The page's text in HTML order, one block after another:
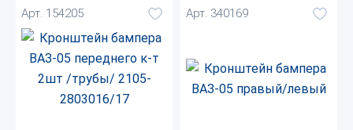
Арт. 154205 Арт. 340169